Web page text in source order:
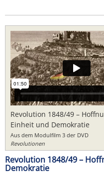
Revolution 1848/49 –
Einheit und Demokratie
Aus dem Modulfilm 3 der DVD
Revolutionen
Revolution 1848/49 –
Demokratie